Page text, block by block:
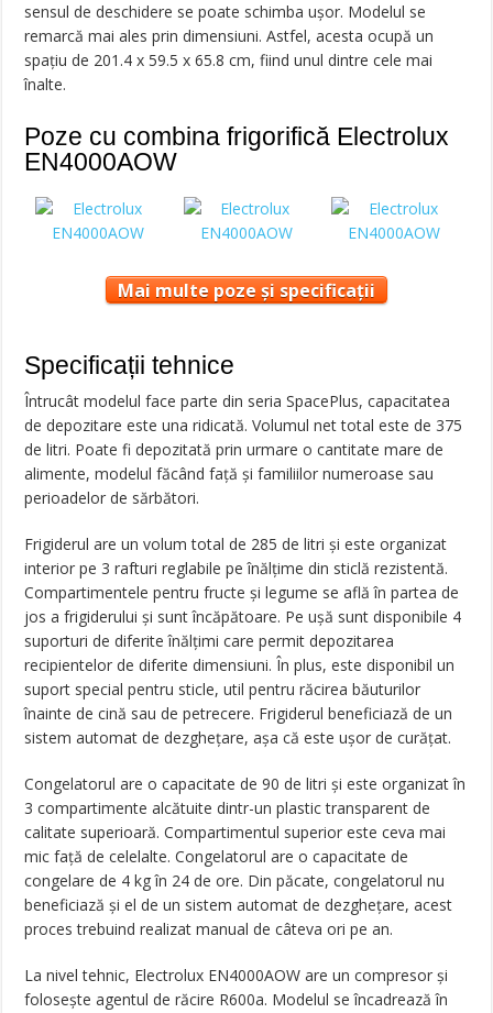
sensul de deschidere se poate schimba ușor. Modelul se
remarcă mai ales prin dimensiuni. Astfel, acesta ocupă un
spațiu de 201.4 x 59.5 x 65.8 cm, fiind unul dintre cele mai
înalte.
Poze cu combina frigorifică Electrolux
EN4000AOW
Mai multe poze și specificații
Specificații tehnice
Întrucât modelul face parte din seria SpacePlus, capacitatea
de depozitare este una ridicată. Volumul net total este de 375
de litri. Poate fi depozitată prin urmare o cantitate mare de
alimente, modelul făcând față și familiilor numeroase sau
perioadelor de sărbători.
Frigiderul are un volum total de 285 de litri și este organizat
interior pe 3 rafturi reglabile pe înălțime din sticlă rezistentă.
Compartimentele pentru fructe și legume se află în partea de
jos a frigiderului și sunt încăpătoare. Pe ușă sunt disponibile 4
suporturi de diferite înălțimi care permit depozitarea
recipientelor de diferite dimensiuni. În plus, este disponibil un
suport special pentru sticle, util pentru răcirea băuturilor
înainte de cină sau de petrecere. Frigiderul beneficiază de un
sistem automat de dezghețare, așa că este ușor de curățat.
Congelatorul are o capacitate de 90 de litri și este organizat în
3 compartimente alcătuite dintr-un plastic transparent de
calitate superioară. Compartimentul superior este ceva mai
mic față de celelalte. Congelatorul are o capacitate de
congelare de 4 kg în 24 de ore. Din păcate, congelatorul nu
beneficiază și el de un sistem automat de dezghețare, acest
proces trebuind realizat manual de câteva ori pe an.
La nivel tehnic, Electrolux EN4000AOW are un compresor și
folosește agentul de răcire R600a. Modelul se încadrează în